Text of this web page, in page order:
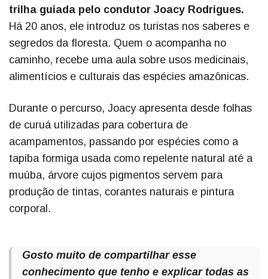
trilha guiada pelo condutor Joacy Rodrigues.
Há 20 anos, ele introduz os turistas nos saberes e
segredos da floresta. Quem o acompanha no
caminho, recebe uma aula sobre usos medicinais,
alimentícios e culturais das espécies amazônicas.
Durante o percurso, Joacy apresenta desde folhas
de curuá utilizadas para cobertura de
acampamentos, passando por espécies como a
tapiba formiga usada como repelente natural até a
muúba, árvore cujos pigmentos servem para
produção de tintas, corantes naturais e pintura
corporal.
Gosto muito de compartilhar esse
conhecimento que tenho e explicar todas as